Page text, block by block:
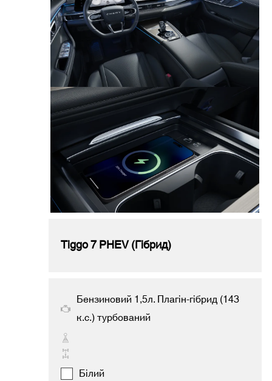
Tiggo 7 PHEV (Гібрид)
Бензиновий 1,5л. Плагін-гібрид (143
к.с.) турбований
Білий